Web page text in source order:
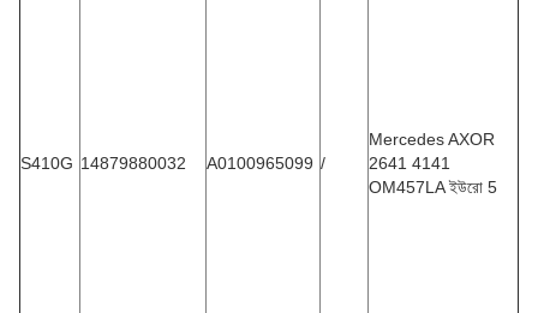
S410G 14879880032 A0100965099 /
Mercedes AXOR
2641 4141
OM457LA ইউরো 5